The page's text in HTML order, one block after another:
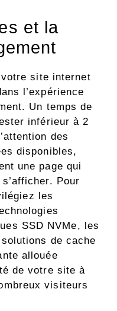
et la
site internet
l’expérience
Un temps de
inférieur à 2
des
disponibles,
une page qui
Pour
les
SSD NVMe, les
de cache
allouée
de votre site à
visiteurs